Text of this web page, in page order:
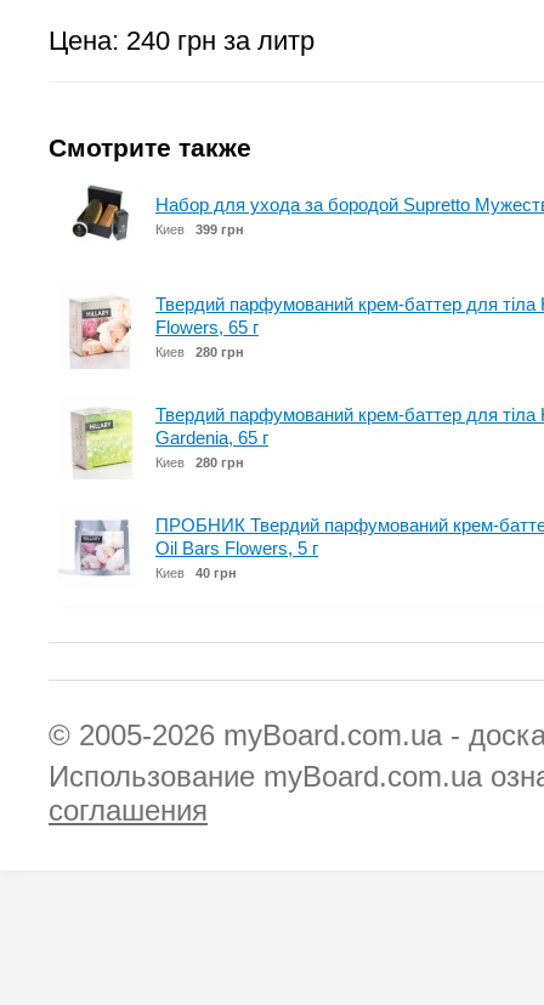
Цена: 240 грн за литр
Смотрите также
Набор для ухода за бородой Supretto
Киев 399 грн
Твердий парфумований крем-баттер для
Flowers, 65 г
Киев 280 грн
Твердий парфумований крем-баттер для
Gardenia, 65 г
Киев 280 грн
ПРОБНИК Твердий парфумований крем-
Oil Bars Flowers, 5 г
Киев 40 грн
© 2005-2026 myBoard.com.ua -
Использование myBoard.com.ua
соглашения